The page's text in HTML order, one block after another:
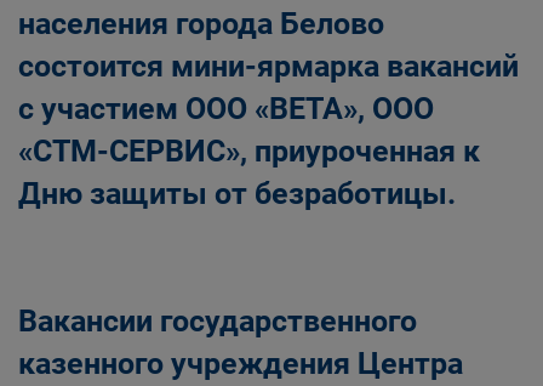
населения города Белово
состоится мини-ярмарка вакансий
с участием ООО «ВЕТА», ООО
«СТМ-СЕРВИС», приуроченная к
Дню защиты от безработицы.
Вакансии государственного
казенного учреждения Центра